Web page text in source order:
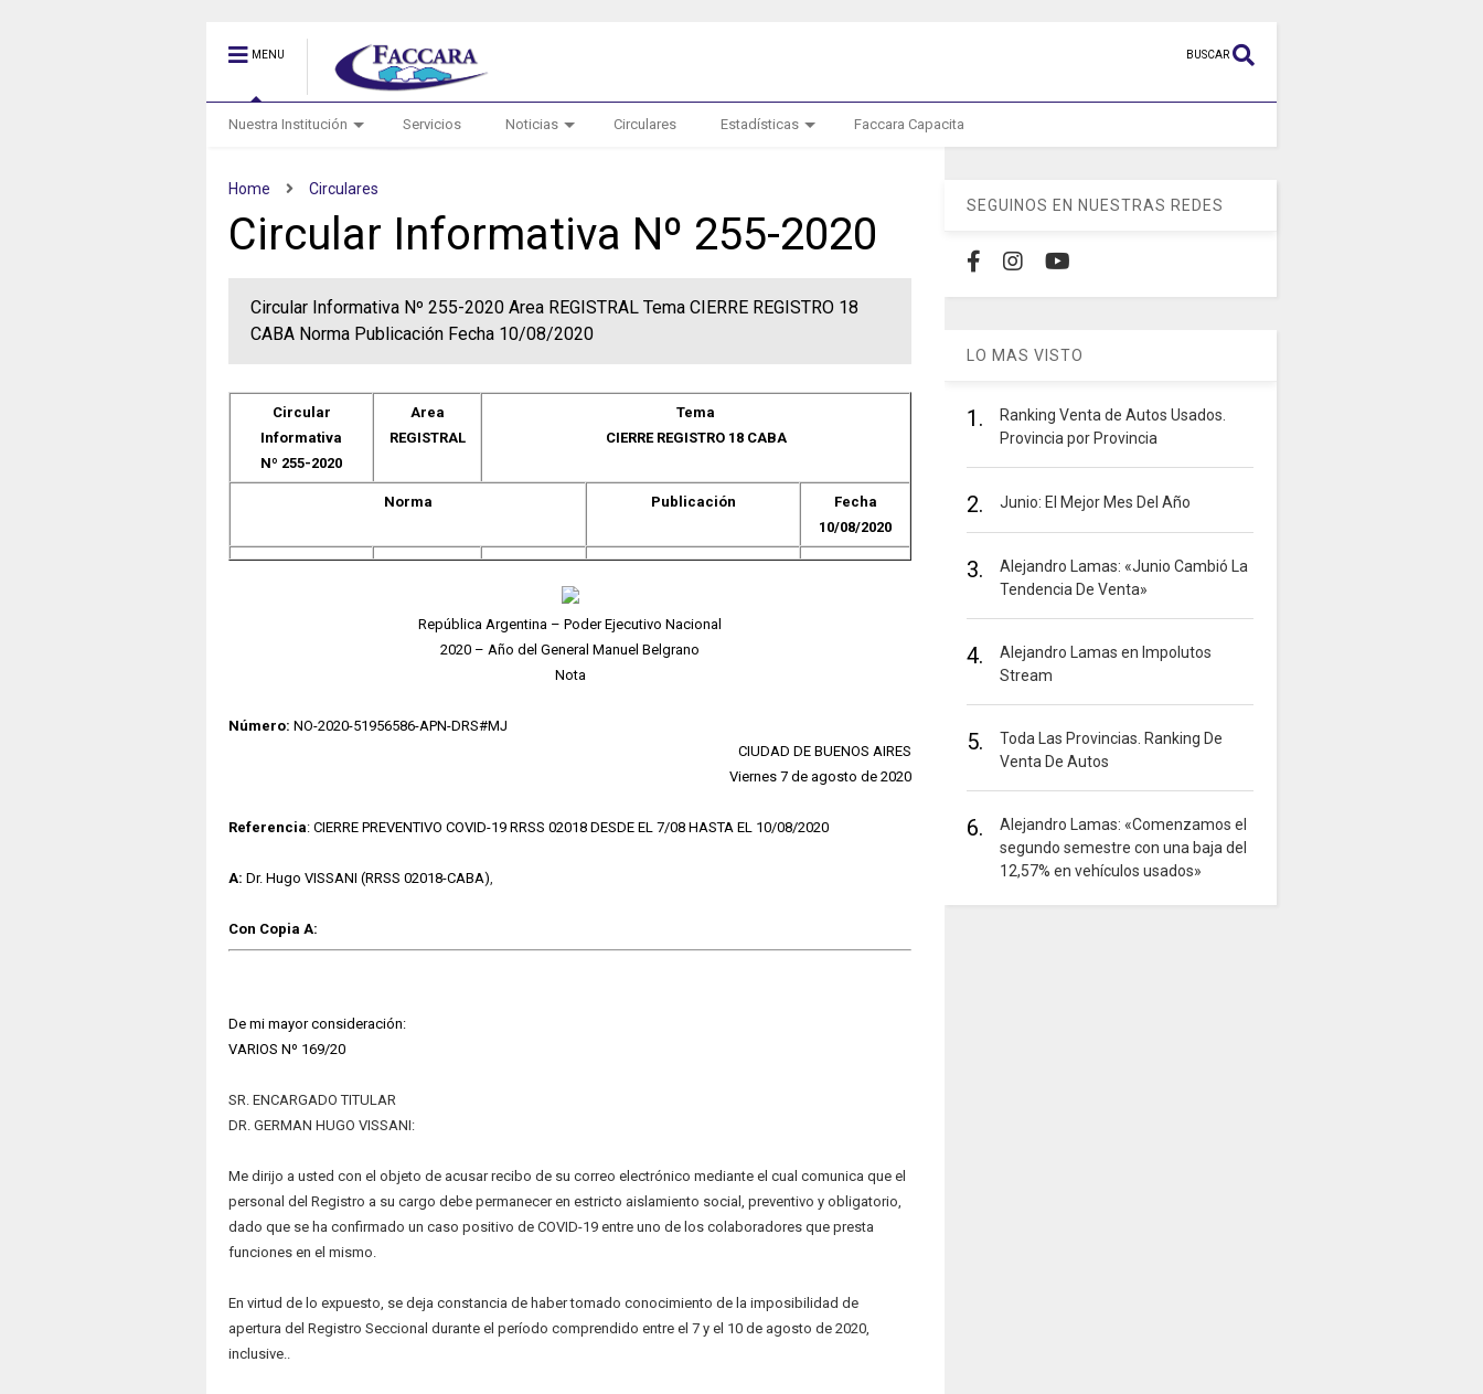
MENU BUSCAR
Nuestra Institución Servicios Noticias Circulares Estadísticas Faccara Capacita
Home Circulares
Circular Informativa Nº 255-2020
Circular Informativa Nº 255-2020 Area REGISTRAL Tema CIERRE REGISTRO 18
CABA Norma Publicación Fecha 10/08/2020
Circular
Informativa
Nº 255-2020
Area
REGISTRAL
Tema
CIERRE REGISTRO 18 CABA
Norma Publicación
Fecha
10/08/2020
República Argentina – Poder Ejecutivo Nacional
2020 – Año del General Manuel Belgrano
Nota
Número: NO-2020-51956586-APN-DRS#MJ
CIUDAD DE BUENOS AIRES
Viernes 7 de agosto de 2020
Referencia: CIERRE PREVENTIVO COVID-19 RRSS 02018 DESDE EL 7/08 HASTA EL 10/08/2020
A: Dr. Hugo VISSANI (RRSS 02018-CABA),
Con Copia A:
De mi mayor consideración:
VARIOS Nº 169/20
SR. ENCARGADO TITULAR
DR. GERMAN HUGO VISSANI:
Me dirijo a usted con el objeto de acusar recibo de su correo electrónico mediante el cual comunica que el
personal del Registro a su cargo debe permanecer en estricto aislamiento social, preventivo y obligatorio,
dado que se ha confirmado un caso positivo de COVID-19 entre uno de los colaboradores que presta
funciones en el mismo.
En virtud de lo expuesto, se deja constancia de haber tomado conocimiento de la imposibilidad de
apertura del Registro Seccional durante el período comprendido entre el 7 y el 10 de agosto de 2020,
inclusive..
SEGUINOS EN NUESTRAS REDES
LO MAS VISTO
1.
Ranking Venta de Autos Usados.
Provincia por Provincia
2. Junio: El Mejor Mes Del Año
3.
Alejandro Lamas: «Junio Cambió La
Tendencia De Venta»
4.
Alejandro Lamas en Impolutos
Stream
5.
Toda Las Provincias. Ranking De
Venta De Autos
6.
Alejandro Lamas: «Comenzamos el
segundo semestre con una baja del
12,57% en vehículos usados»